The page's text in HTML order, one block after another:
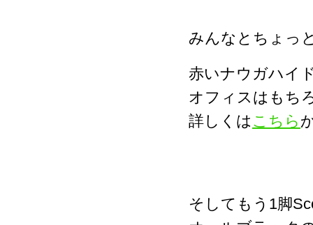
みんなとちょっ
赤いナウガハイ
オフィスはもち
詳しくは こちら
そしてもう1脚